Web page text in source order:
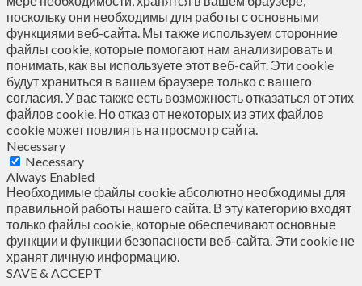
поскольку они необходимы для работы с основными
функциями веб-сайта. Мы также используем сторонние
файлы cookie, которые помогают нам анализировать и
понимать, как вы используете этот веб-сайт. Эти cookie
будут храниться в вашем браузере только с вашего
согласия. У вас также есть возможность отказаться от этих
файлов cookie. Но отказ от некоторых из этих файлов
cookie может повлиять на просмотр сайта.
Necessary
Necessary
Always Enabled
Необходимые файлы cookie абсолютно необходимы для
правильной работы нашего сайта. В эту категорию входят
только файлы cookie, которые обеспечивают основные
функции и функции безопасности веб-сайта. Эти cookie не
хранят личную информацию.
SAVE & ACCEPT